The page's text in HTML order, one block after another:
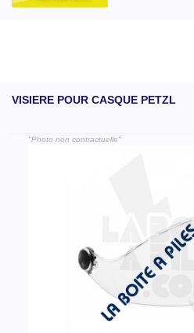
VISIERE POUR CASQUE PETZL
"Photo non contractuelle"